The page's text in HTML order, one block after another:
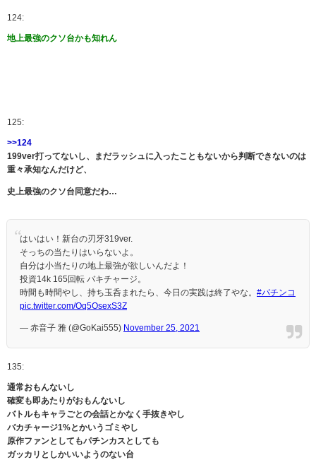
124:
地上最強のクソ台かも知れん
125:
>>124
199ver打ってないし、まだラッシュに入ったこともないから判断できないのは
重々承知なんだけど、
史上最強のクソ台同意だわ…
はいはい！新台の刃牙319ver.
そっちの当たりはいらないよ。
自分は小当たりの地上最強が欲しいんだよ！
投資14k 165回転 バキチャージ。
時間も時間やし、持ち玉呑まれたら、今日の実践は終了やな。 #パチンコ
pic.twitter.com/Oq5OsexS3Z
— 赤音子 雅 (@GoKai555) November 25, 2021
135:
通常おもんないし
確変も即あたりがおもんないし
バトルもキャラごとの会話とかなく手抜きやし
バカチャージ1%とかいうゴミやし
原作ファンとしてもパチンカスとしても
ガッカリとしかいいようのない台